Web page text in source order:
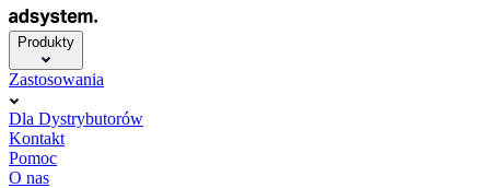
Produkty
Zastosowania
Dla Dystrybutorów
Kontakt
Pomoc
O nas